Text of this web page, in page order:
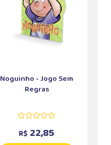
Noguinho - Jogo Sem
Regras
R$ 22,85